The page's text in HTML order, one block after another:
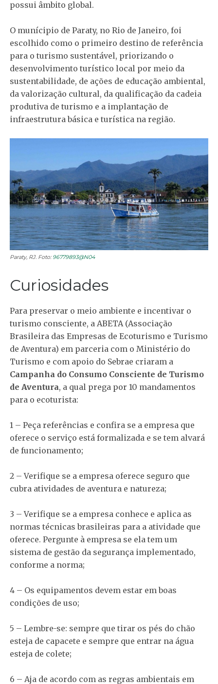
possui âmbito global.
O munícipio de Paraty, no Rio de Janeiro, foi
escolhido como o primeiro destino de referência
para o turismo sustentável, priorizando o
desenvolvimento turístico local por meio da
sustentabilidade, de ações de educação ambiental,
da valorização cultural, da qualificação da cadeia
produtiva de turismo e a implantação de
infraestrutura básica e turística na região.
Paraty, RJ. Foto: 96779893@N04
Curiosidades
Para preservar o meio ambiente e incentivar o
turismo consciente, a ABETA (Associação
Brasileira das Empresas de Ecoturismo e Turismo
de Aventura) em parceria com o Ministério do
Turismo e com apoio do Sebrae criaram a
Campanha do Consumo Consciente de Turismo
de Aventura, a qual prega por 10 mandamentos
para o ecoturista:
1 – Peça referências e confira se a empresa que
oferece o serviço está formalizada e se tem alvará
de funcionamento;
2 – Verifique se a empresa oferece seguro que
cubra atividades de aventura e natureza;
3 – Verifique se a empresa conhece e aplica as
normas técnicas brasileiras para a atividade que
oferece. Pergunte à empresa se ela tem um
sistema de gestão da segurança implementado,
conforme a norma;
4 – Os equipamentos devem estar em boas
condições de uso;
5 – Lembre-se: sempre que tirar os pés do chão
esteja de capacete e sempre que entrar na água
esteja de colete;
6 – Aja de acordo com as regras ambientais em